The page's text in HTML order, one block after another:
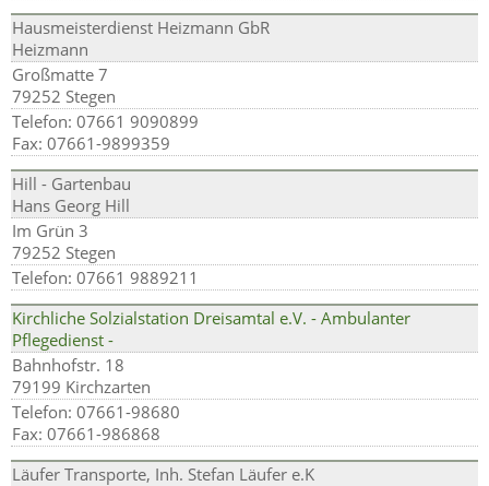
Hausmeisterdienst Heizmann GbR
Heizmann
Großmatte 7
79252 Stegen
Telefon: 07661 9090899
Fax: 07661-9899359
Hill - Gartenbau
Hans Georg Hill
Im Grün 3
79252 Stegen
Telefon: 07661 9889211
Kirchliche Solzialstation Dreisamtal e.V. - Ambulanter
Pflegedienst -
Bahnhofstr. 18
79199 Kirchzarten
Telefon: 07661-98680
Fax: 07661-986868
Läufer Transporte, Inh. Stefan Läufer e.K